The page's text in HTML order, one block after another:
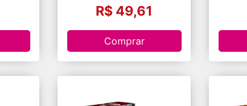
R$ 49,61
Comprar